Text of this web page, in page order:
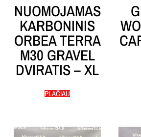
NUOMOJAMAS
KARBONINIS
ORBEA TERRA
M30 GRAVEL
DVIRATIS – XL
PLAČIAU